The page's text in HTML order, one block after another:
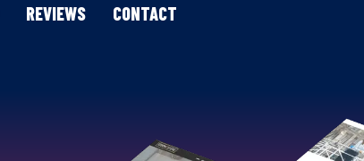
REVIEWS CONTACT